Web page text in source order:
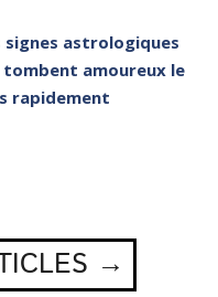
signes astrologiques
tombent amoureux le
rapidement
→